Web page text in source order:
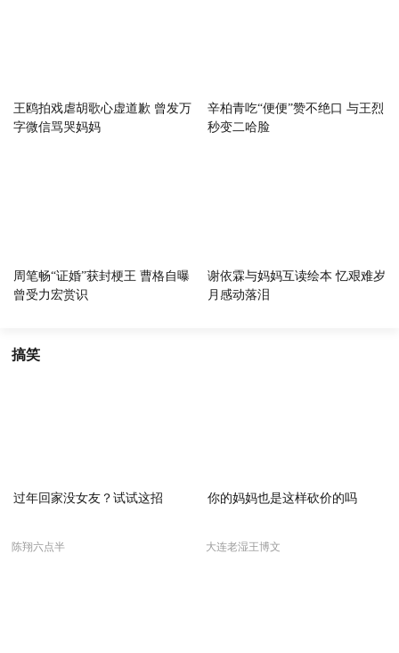
王鸥拍戏虐胡歌心虚道歉 曾发万
字微信骂哭妈妈
辛柏青吃“便便”赞不绝口 与王烈
秒变二哈脸
周笔畅“证婚”获封梗王 曹格自曝
曾受力宏赏识
谢依霖与妈妈互读绘本 忆艰难岁
月感动落泪
搞笑
过年回家没女友？试试这招
陈翔六点半
你的妈妈也是这样砍价的吗
大连老湿王博文